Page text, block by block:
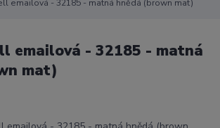
emailová - 32185 - matná hnědá (brown mat)
emailová - 32185 - matná
mat)